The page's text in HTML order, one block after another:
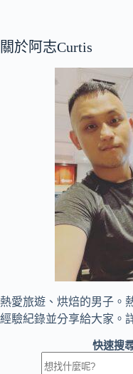
關於阿志Curtis
熱愛旅遊、烘焙的男子。
經驗紀錄並分享給大家。
快速搜